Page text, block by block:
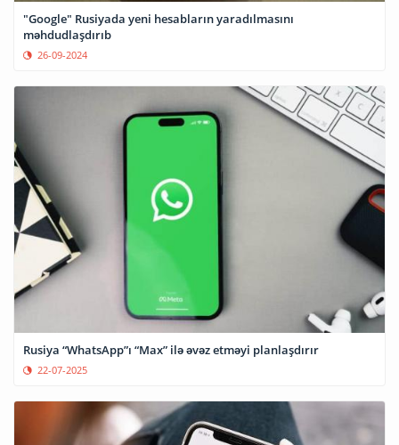
"Google" Rusiyada yeni hesabların yaradılmasını
məhdudlaşdırıb
26-09-2024
Rusiya “WhatsApp”ı “Max” ilə əvəz etməyi planlaşdırır
22-07-2025